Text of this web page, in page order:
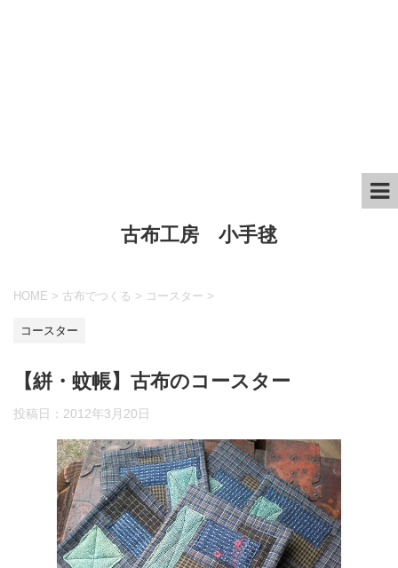
古布工房 小手毬
HOME > 古布でつくる > コースター >
コースター
【絣・蚊帳】古布のコースター
投稿日： 2012年3月20日